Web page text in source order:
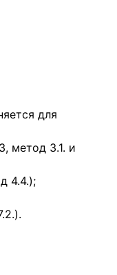
для
метод 3.1. и
4.4.);